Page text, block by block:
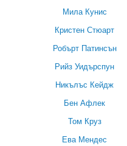
Мила Кунис
Кристен Стюарт
Робърт Патинсън
Рийз Уидърспун
Никълъс Кейдж
Бен Афлек
Том Круз
Ева Мендес